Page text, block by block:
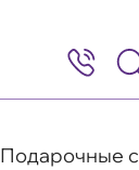
8
(495)
505-
98
Подарочные